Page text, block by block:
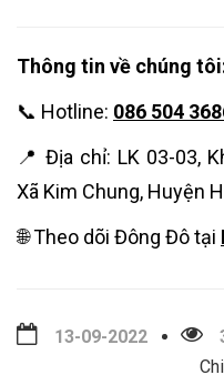
Thông tin về chúng
📞 Hotline: 086 504
📍 Địa chỉ: LK 03-03,
Xã Kim Chung, Huyện
🌐 Theo dõi Đông Đô tại
13-09-2022